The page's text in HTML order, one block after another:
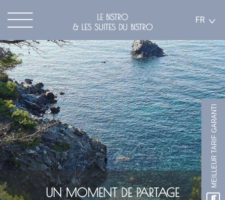
FR
LE BISTRO
& LES SUITES DU BISTRO
UN MOMENT DE PARTAGE
LE BAR DU BISTRO
MEILLEUR TARIF GARANTI